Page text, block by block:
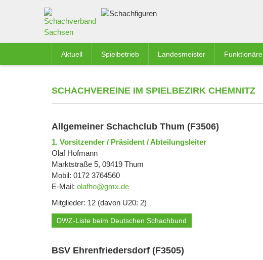
Aktuell Spielbetrieb Landesmeister
SCHACHVEREINE IM SPIELBEZIRK CHEMNITZ
Allgemeiner Schachclub Thum (F3506)
1. Vorsitzender / Präsident / Abteilungsleiter
Olaf Hofmann
Marktstraße 5, 09419 Thum
Mobil: 0172 3764560
E-Mail: olafho@gmx.de
Mitglieder: 12 (davon U20: 2)
DWZ-Liste beim Deutschen Schachbund
BSV Ehrenfriedersdorf (F3505)